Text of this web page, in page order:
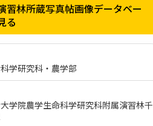
習林所蔵写真帖画像データベー
る
学研究科・農学部
学院農学生命科学研究科附属演習林千